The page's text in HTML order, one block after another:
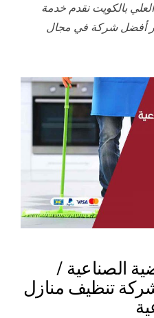
بالكويت نقدم خدمة
أفضل شركة في مجال
الصناعية /
شركة تنظيف منازل